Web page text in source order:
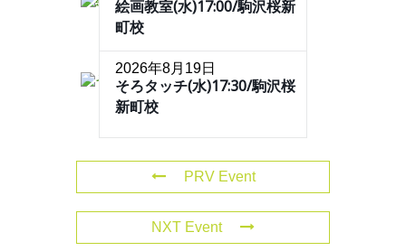
絵画教室(水)17:00/駒沢桜新
町校
2026年8月19日
そろタッチ(水)17:30/駒沢桜
新町校
PRV Event
NXT Event